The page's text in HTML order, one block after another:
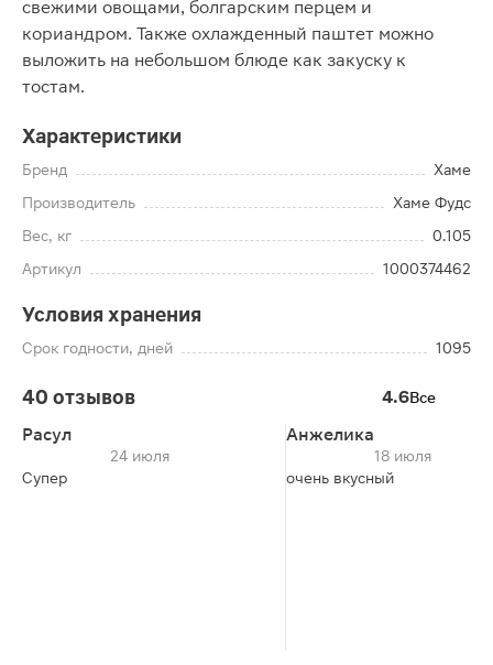
свежими овощами, болгарским перцем и
кориандром. Также охлажденный паштет можно
выложить на небольшом блюде как закуску к
тостам.
Характеристики
Бренд
Хаме
Производитель
Хаме Фудс
Вес, кг
0.105
Артикул
1000374462
Условия хранения
Срок годности, дней 1095
40 отзывов 4.6Все
Расул
24 июля
Супер
Анжелика
18 июля
очень вкусный